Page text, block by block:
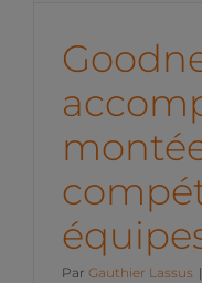
Par Gauthier Lassus |